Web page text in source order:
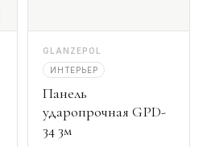
GLANZEPOL
ИНТЕРЬЕР
Панель
ударопрочная GPD-
34 3м